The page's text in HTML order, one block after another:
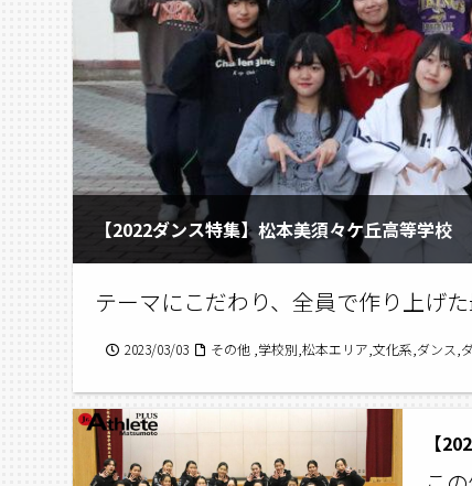
【2022ダンス特集】松本美須々ケ丘高等学校
テーマにこだわり、全員で作り上げ
2023/03/03 その他 ,学校別,松本エリア,文化系,ダンス,
【